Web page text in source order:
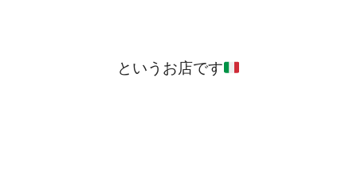
というお店です‍‍